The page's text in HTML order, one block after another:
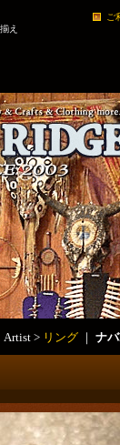
え
ご
Artist > リング ｜ ナ